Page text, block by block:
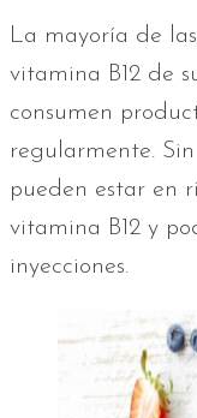
La mayoría de
vitamina B12 de
consumen
regularmente.
pueden estar en
vitamina B12 y
inyecciones.